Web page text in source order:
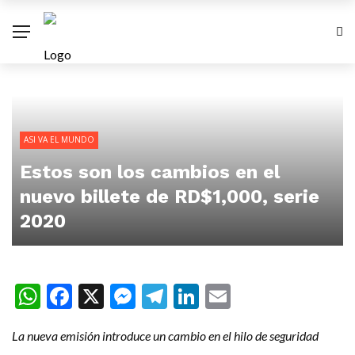
ASI VA EL MUNDO
Estos son los cambios en el
nuevo billete de RD$1,000, serie
2020
WhatsApp
Facebook
X Messenger
Telegram
LinkedIn
La nueva emisión introduce un cambio en el hilo de seguridad